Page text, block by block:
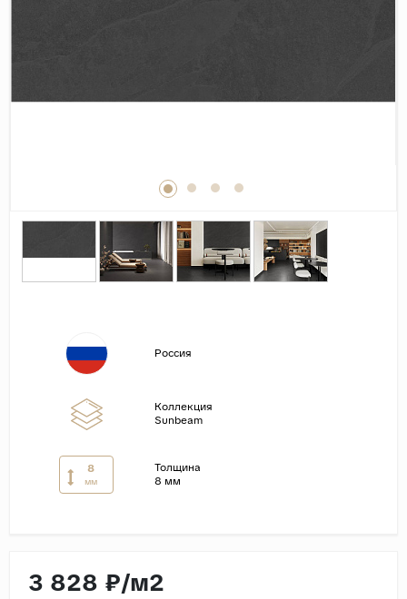
Полированная
Матовая
Лаппатированная
Россия
Коллекция
Sunbeam
8
мм
Толщина
8 мм
3 828 ₽/м2